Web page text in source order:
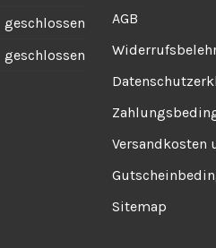
geschlossen
geschlossen
AGB
Versandkosten
Sitemap